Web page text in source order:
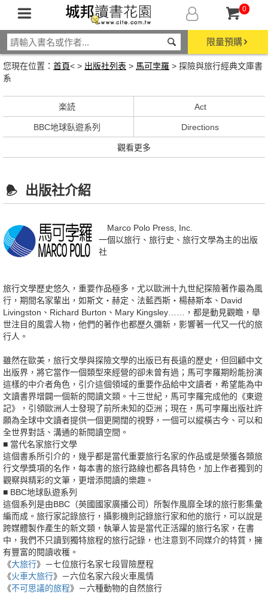
0
限量預購
您現在位置： 首頁< > 出版社列表 > 馬可孛羅 > 探險與旅行經典文庫書
系
楽読 Act
BBC地球臥遊系列 Directions
觀看更多
出版社介紹
Marco Polo Press, Inc.
一個以旅行、旅行史、旅行文學為主的出版
社
旅行文學歷史悠久，重要作品極多，尤以歐洲十九世紀探險著作最為風
行，期間名家輩出，如斯文‧赫定、法藍西斯‧楊赫斯本、David
Livingston、Richard Burton、Mary Kingsley……，都是動見觀瞻，舉
世注目的風雲人物，他們的著作也都歷久彌新，影響著一代又一代的旅
行人。
雖然在歐美，旅行文學與探險文學的出版已有長遠的歷史，但回顧中文
出版界，將它當作一個類型來經營的卻未曾有過；馬可孛羅期盼能扮演
這樣的中介者角色，引介這個領域的重要作品給中文讀者，希望能為中
文讀書界增闢一個新的閱讀文類。十三世紀，馬可孛羅完成他的《東遊
記》，引領歐洲人士發現了前所未知的亞洲；現在，馬可孛羅出版社許
願為全球中文讀者提供一個更開闊的視野，一個可以縱橫古今、可以和
全世界對話、溝通的新閱讀空間。
■ 當代名家旅行文學
這個書系所引介的，幾乎都是當代重要旅行名家的作品或是榮獲各類旅
行文學獎項的名作，每本書的旅行路線也都各具特色，加上作者獨到的
觀察與精彩的文筆，更增添閱讀的樂趣。
■ BBC地球臥遊系列
這個系列是由BBC（英國國家廣播公司）所製作風靡全球的旅行影集彙
編而成。旅行家記錄旅行，攝影機則記錄旅行家和他的旅行，可以說是
跨媒體製作產生的新文類，執筆人皆是當代正活躍的旅行名家，在書
中，我們不只讀到獨特旅程的旅行記錄，也注意到不同媒介的特質，擁
有豐富的閱讀收穫。
《大旅行》－七位旅行名家七段冒險歷程
《火車大旅行》－六位名家六段火車風情
《不可思議的旅程》－六種動物的自然旅行